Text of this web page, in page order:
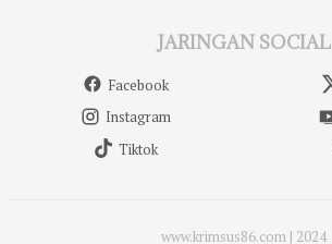
JARINGAN SOCIAL
Facebook
Instagram
Tiktok
www.krimsus86.com | 2024